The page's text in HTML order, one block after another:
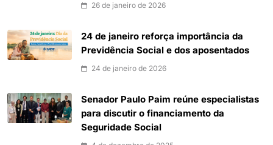
26 de janeiro de 2026
24 de janeiro reforça importância da
Previdência Social e dos aposentados
24 de janeiro de 2026
Senador Paulo Paim reúne especialistas
para discutir o financiamento da
Seguridade Social